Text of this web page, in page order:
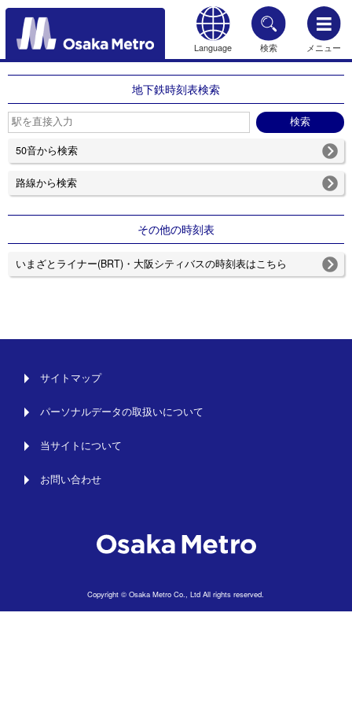
Language 検索 メニュー
もどる
地下鉄時刻表検索
50音から検索
路線から検索
その他の時刻表
いまざとライナー(BRT)・大阪シティバスの時刻表はこちら
サイトマップ
パーソナルデータの取扱いについて
当サイトについて
お問い合わせ
Copyright © Osaka Metro Co., Ltd All rights reserved.